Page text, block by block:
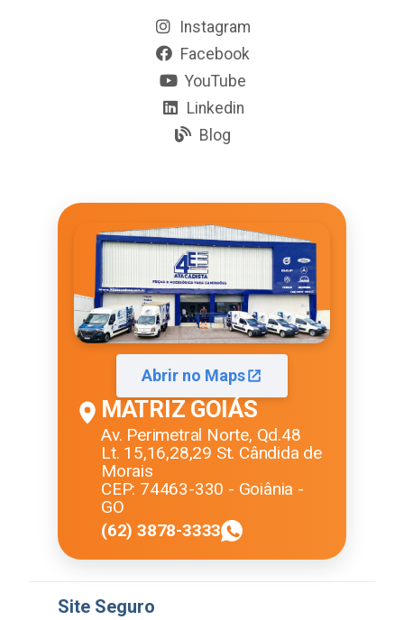
Instagram
Facebook
YouTube
Linkedin
Blog
Abrir no Maps
MATRIZ GOIÁS
Av. Perimetral Norte, Qd.48
Lt. 15,16,28,29 St. Cândida de
Morais
CEP: 74463-330 - Goiânia -
GO
(62) 3878-3333
Site Seguro